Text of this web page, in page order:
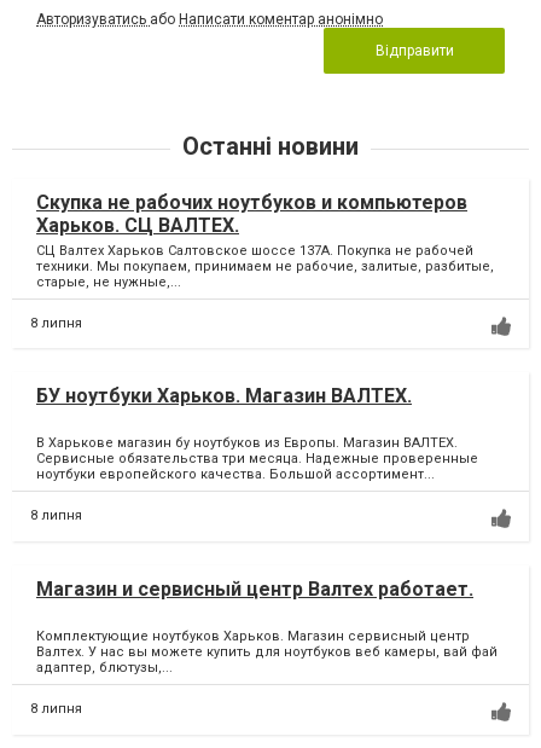
Авторизуватись або Написати коментар анонімно
Відправити
Останні новини
Скупка не рабочих ноутбуков и компьютеров
Харьков. СЦ ВАЛТЕХ.
СЦ Валтех Харьков Салтовское шоссе 137А. Покупка не рабочей
техники. Мы покупаем, принимаем не рабочие, залитые, разбитые,
старые, не нужные,...
8 липня
БУ ноутбуки Харьков. Магазин ВАЛТЕХ.
В Харькове магазин бу ноутбуков из Европы. Магазин ВАЛТЕХ.
Сервисные обязательства три месяца. Надежные проверенные
ноутбуки европейского качества. Большой ассортимент...
8 липня
Магазин и сервисный центр Валтех работает.
Комплектующие ноутбуков Харьков. Магазин сервисный центр
Валтех. У нас вы можете купить для ноутбуков веб камеры, вай фай
адаптер, блютузы,...
8 липня